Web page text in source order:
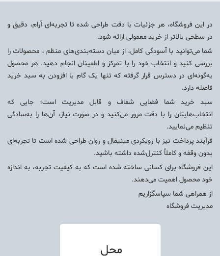
در این فروشگاه، هر جزئیات با دقت طراحی شده تا تجربه‌ای آرام، دقیق و
در سطحی بالاتر از خرید معمولی ارائه شود.
شما می‌توانید با آسودگی کامل، از میان دسته‌بندی‌های منظم ، محصولات را
بررسی کنید و انتخاب خود را با تمرکز و اطمینان انجام دهید. هر محصول
به‌گونه‌ای در دسترس قرار گرفته که تنها یک گام با افزودن به سبد خرید
فاصله دارد.
سبد خرید شما فضایی شفاف و قابل مدیریت است؛ جایی که
انتخاب‌هایتان را با دقت مرور می‌کنید و در صورت نیاز، آن‌ها را به‌سادگی
تنظیم می‌نمایید.
فرآیند پرداخت نیز با رویکردی مینیمال و روان طراحی شده است تا تجربه‌ای
بدون وقفه و کاملاً کنترل‌شده داشته باشید.
این فروشگاه برای کسانی ساخته شده است که به کیفیت تجربه، به اندازه
خود محصول اهمیت می‌دهند.
از همراهی شما سپاسگزاریم
مدیریت فروشگاه